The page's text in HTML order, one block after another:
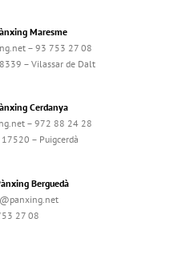
Maresme
– 93 753 27 08
– Vilassar de Dalt
Cerdanya
– 972 88 24 28
– Puigcerdà
Berguedà
27 08